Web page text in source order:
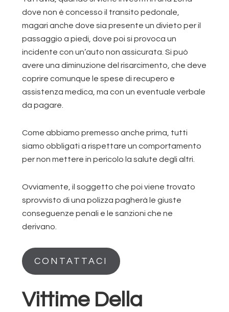
dove non è concesso il transito pedonale,
magari anche dove sia presente un divieto per il
passaggio a piedi, dove poi si provoca un
incidente con un’auto non assicurata. Si può
avere una diminuzione del risarcimento, che deve
coprire comunque le spese di recupero e
assistenza medica, ma con un eventuale verbale
da pagare.
Come abbiamo premesso anche prima, tutti
siamo obbligati a rispettare un comportamento
per non mettere in pericolo la salute degli altri.
Ovviamente, il soggetto che poi viene trovato
sprovvisto di una polizza pagherà le giuste
conseguenze penali e le sanzioni che ne
derivano.
CONTATTACI
Vittime Della